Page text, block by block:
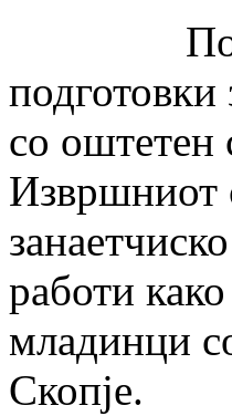
По
со оштетен
Извршниот
работи
младинци
Скопје.